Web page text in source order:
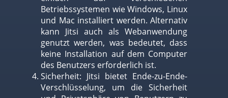
Betriebssystemen wie Windows, Linux
und Mac installiert werden. Alternativ
kann Jitsi auch als Webanwendung
genutzt werden, was bedeutet, dass
keine Installation auf dem Computer
des Benutzers erforderlich ist.
Sicherheit: Jitsi bietet Ende-zu-Ende-
Verschlüsselung, um die Sicherheit